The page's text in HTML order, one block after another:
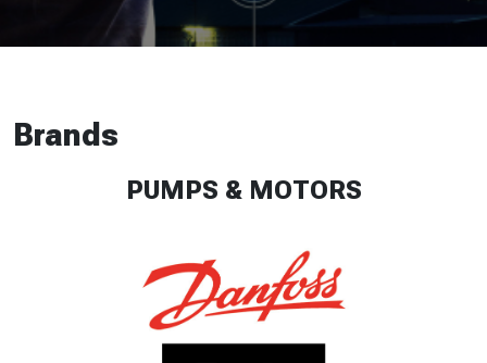
Brands
PUMPS & MOTORS